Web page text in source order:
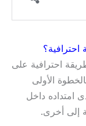
احترافية على
الأولى
امتداده داخل
إلى أخرى.